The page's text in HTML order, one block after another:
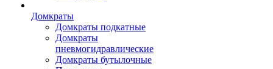
Домкраты
Домкраты подкатные
Домкраты
пневмогидравлические
Домкраты бутылочные